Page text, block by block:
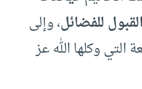
للفضائل، وإلى
التي وكلها الله عز